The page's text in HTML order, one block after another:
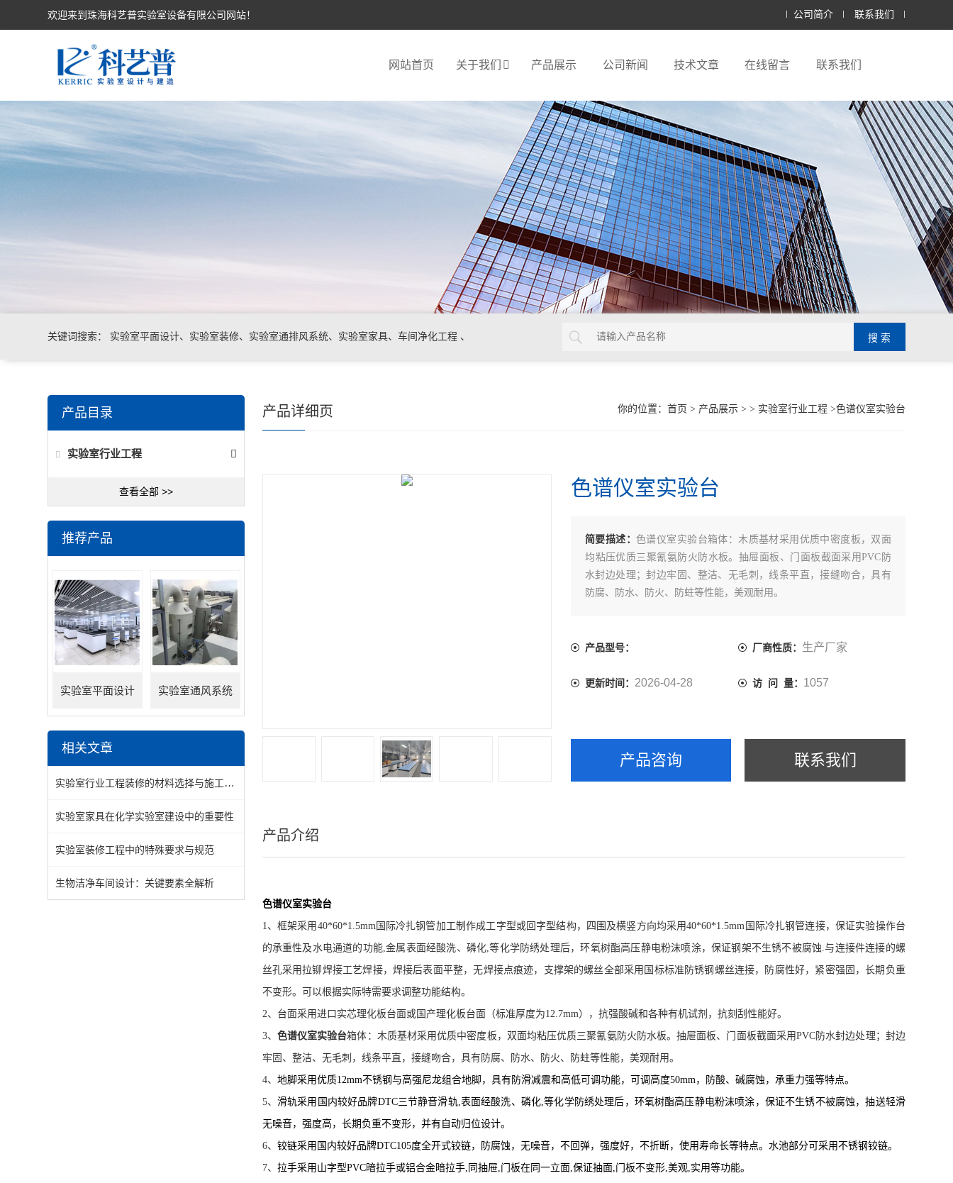
欢迎来到珠海科艺普实验室设备有限公司网站！ 公司简介 联系我们
网站首页 关于我们 产品展示 公司新闻 技术文章 在线留言 联系我们
关键词搜索： 实验室平面设计、实验室装修、实验室通排风系统、实验室家具、车间净化工程 、
产品目录
实验室行业工程
查看全部 >>
推荐产品
实验室平面设计 实验室通风系统
相关文章
实验室行业工程装修的材料选择与施工要点分享
实验室家具在化学实验室建设中的重要性
实验室装修工程中的特殊要求与规范
生物洁净车间设计：关键要素全解析
你的位置： 首页 > 产品展示> > 实验室行业工程>色谱仪室实验台
产品详细页
色谱仪室实验台
简要描述： 色谱仪室实验台箱体：木质基材采用优质中密度板，双面
均粘压优质三聚氰氨防火防水板。抽屉面板、门面板截面采用PVC防
水封边处理；封边牢固、整洁、无毛刺，线条平直，接缝吻合，具有
防腐、防水、防火、防蛀等性能，美观耐用。
产品型号： 厂商性质： 生产厂家
更新时间： 2026-04-28 访 问 量： 1057
产品咨询 联系我们
产品介绍
色谱仪室实验台
1、框架采用 40*60*1.5mm国际冷扎钢管加工制作成工字型或回字型结构，四围及横竖方向均采用40*60*1.5mm 国际冷扎钢管连接，保证实验操作台
的承重性及水电通道的功能,金属表面经酸洗、磷化,等化学防绣处理后，环氧树酯高压静电粉沫喷涂，保证钢架不生锈不被腐蚀.与连接件连接的螺
丝孔采用拉铆焊接工艺焊接，焊接后表面平整，无焊接点痕迹，支撑架的螺丝全部采用国标标准防锈钢螺丝连接，防腐性好，紧密强固，长期负重
不变形。可以根据实际特需要求调整功能结构。
2、台面采用进口实芯理化板台面或国产理化板台面（标准厚度为12.7mm），抗强酸碱和各种有机试剂，抗刻刮性能好。
3、 色谱仪室实验台箱体： 木质基材采用优质中密度板，双面均粘压优质三聚氰氨防火防水板。抽屉面板、门面板截面采用PVC防水封边处理；封边
牢固、整洁、无毛刺，线条平直，接缝吻合，具有防腐、防水、防火、防蛀等性能，美观耐用。
4、 地脚采用优质12mm不锈钢与高强尼龙组合地脚，具有防滑减震和高低可调功能，可调高度50mm，防酸、碱腐蚀，承重力强等特点。
5、 滑轨采用国内较好品牌DTC三节静音滑轨,表面经酸洗、磷化,等化学防绣处理后，环氧树酯高压静电粉沫喷涂，保证不生锈不被腐蚀，抽送轻滑
无噪音，强度高，长期负重不变形，并有自动归位设计。
6、 铰链采用国内较好品牌DTC105度全开式铰链，防腐蚀，无噪音，不回弹，强度好，不折断，使用寿命长等特点。水池部分可采用不锈钢铰链。
7、 拉手采用山字型PVC暗拉手或铝合金暗拉手, 同抽屉,门板在同一立面,保证抽面,门板不变形,美观,实用等功能。